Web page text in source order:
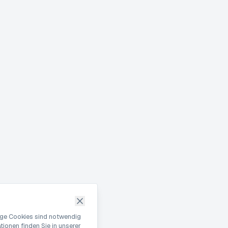
Cookies sind notwendig
finden Sie in unserer